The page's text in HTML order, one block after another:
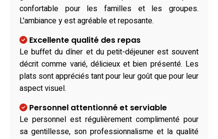
confortable pour les familles et les groupes.
L'ambiance y est agréable et reposante.
Excellente qualité des repas
Le buffet du dîner et du petit-déjeuner est souvent
décrit comme varié, délicieux et bien présenté. Les
plats sont appréciés tant pour leur goût que pour leur
aspect visuel.
Personnel attentionné et serviable
Le personnel est régulièrement complimenté pour
sa gentillesse, son professionnalisme et la qualité